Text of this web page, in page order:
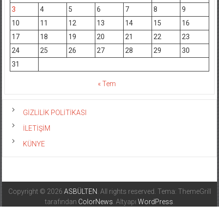
3
4 5 6 7 8
9
10
11 12 13 14 15
16
17
18 19 20 21 22
23
24
25 26 27 28 29
30
31
« Tem
GİZLİLİK POLİTİKASI
İLETİŞİM
KÜNYE
Copyright © 2026 ASBÜLTEN . All rights reserved. Tema: ThemeGrill
tarafından ColorNews . Altyapı WordPress